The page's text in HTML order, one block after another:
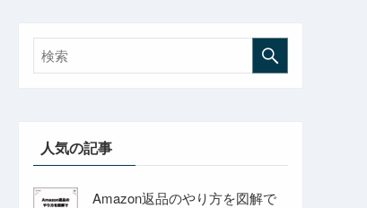
人気の記事
Amazon返品のやり方を図解で